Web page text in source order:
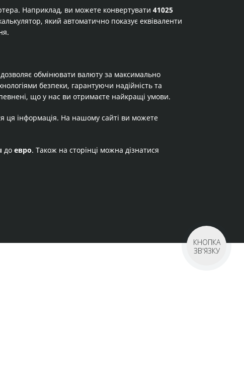
Наприклад, ви можете конвертувати 41025
який автоматично показує еквіваленти
обмінювати валюту за максимально
безпеки, гарантуючи надійність та
що у нас ви отримаєте найкращі умови.
ця інформація. На нашому сайті ви можете
до евро. Також на сторінці можна дізнатися
КНОПКА
ЗВ'ЯЗКУ